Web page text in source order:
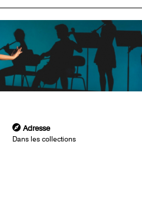
Adresse
Dans les collections